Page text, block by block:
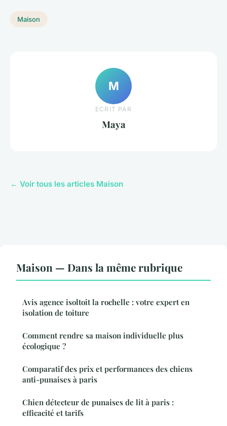
Maison
M
ECRIT PAR
Maya
← Voir tous les articles Maison
Maison — Dans la même rubrique
Avis agence isoltoit la rochelle : votre expert en
isolation de toiture
Comment rendre sa maison individuelle plus
écologique ?
Comparatif des prix et performances des chiens
anti-punaises à paris
Chien détecteur de punaises de lit à paris :
efficacité et tarifs